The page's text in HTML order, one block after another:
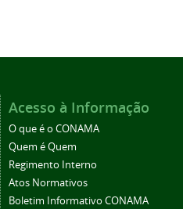
Acesso à Informação
O que é o CONAMA
Quem é Quem
Regimento Interno
Atos Normativos
Boletim Informativo CONAMA